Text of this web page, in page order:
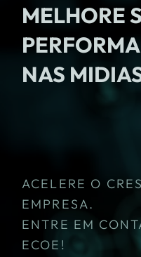
MELHORE
NAS
ACELERE O
EMPRESA.
ENTRE EM
ECOE!